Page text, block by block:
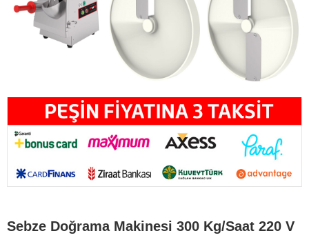
Sebze Doğrama Makinesi 300 Kg/Saat 220 V